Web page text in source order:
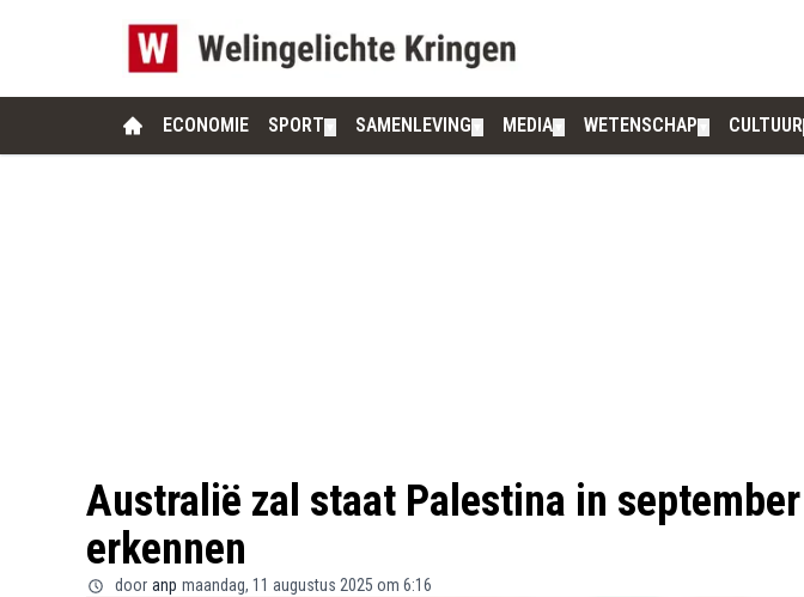
ECONOMIE SPORT SAMENLEVING MEDIA WETENSCHAP CULTUUR
Australië zal staat Palestina in september
erkennen
door anp maandag, 11 augustus 2025 om 6:16